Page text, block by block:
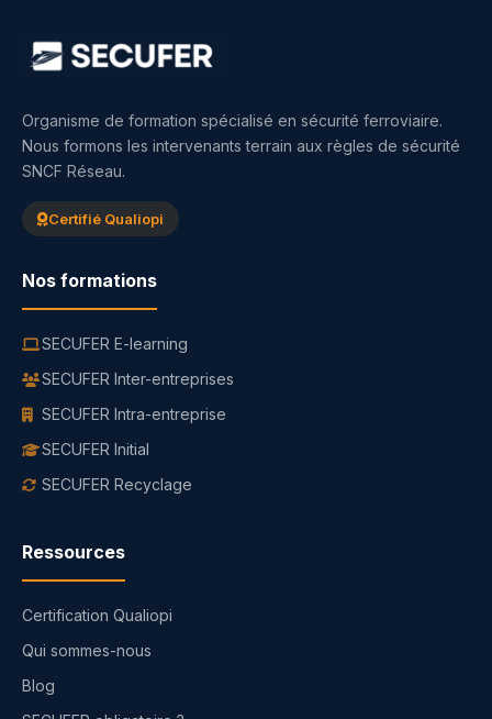
Organisme de formation spécialisé en sécurité ferroviaire.
Nous formons les intervenants terrain aux règles de sécurité
SNCF Réseau.
Certifié Qualiopi
Nos formations
SECUFER E-learning
SECUFER Inter-entreprises
SECUFER Intra-entreprise
SECUFER Initial
SECUFER Recyclage
Ressources
Certification Qualiopi
Qui sommes-nous
Blog